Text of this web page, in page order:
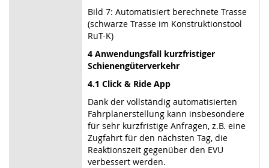
Bild 7: Automatisiert berechnete Trasse
(schwarze Trasse im Konstruktionstool
RuT-K)
4 Anwendungsfall kurzfristiger
Schienengüterverkehr
4.1 Click & Ride App
Dank der vollständig automatisierten
Fahrplanerstellung kann insbesondere
für sehr kurzfristige Anfragen, z.B. eine
Zugfahrt für den nächsten Tag, die
Reaktionszeit gegenüber den EVU
verbessert werden.